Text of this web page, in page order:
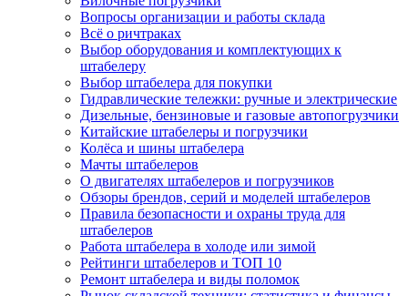
Вопросы организации и работы склада
Всё о ричтраках
Выбор оборудования и комплектующих к
штабелеру
Выбор штабелера для покупки
Гидравлические тележки: ручные и электрические
Дизельные, бензиновые и газовые автопогрузчики
Китайские штабелеры и погрузчики
Колёса и шины штабелера
Мачты штабелеров
О двигателях штабелеров и погрузчиков
Обзоры брендов, серий и моделей штабелеров
Правила безопасности и охраны труда для
штабелеров
Работа штабелера в холоде или зимой
Рейтинги штабелеров и ТОП 10
Ремонт штабелера и виды поломок